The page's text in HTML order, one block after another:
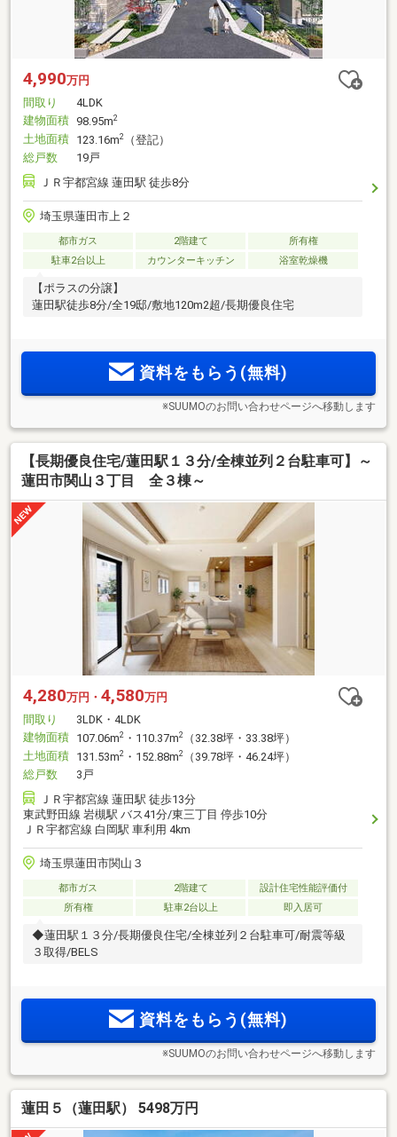
4,990万円
間取り
4LDK
建物面積 98.95m2
土地面積 123.16m2
（登記）
総戸数
19戸
ＪＲ宇都宮線 蓮田駅 徒歩8分
埼玉県蓮田市上２
都市ガス 2階建て
所有権
駐車2台以上
カウンターキッチン 浴室乾燥機
【ポラスの分譲】
蓮田駅徒歩8分/全19邸/敷地120m2超/長期優良住宅
資料をもらう(無料)
※SUUMOのお問い合わせページへ移動します
【長期優良住宅/蓮田駅１３分/全棟並列２台駐車可】～
蓮田市関山３丁目 全３棟～
4,280万円・ 4,580万円
間取り
3LDK・4LDK
建物面積 107.06m2 ・110.37m2
（32.38坪・33.38坪）
土地面積 131.53m2 ・152.88m2
（39.78坪・46.24坪）
総戸数
3戸
ＪＲ宇都宮線 蓮田駅 徒歩13分
東武野田線 岩槻駅 バス41分/東三丁目 停歩10分
ＪＲ宇都宮線 白岡駅 車利用 4km
埼玉県蓮田市関山３
都市ガス 2階建て
設計住宅性能評価付
所有権
駐車2台以上 即入居可
◆蓮田駅１３分/長期優良住宅/全棟並列２台駐車可/耐震等級
３取得/BELS
資料をもらう(無料)
※SUUMOのお問い合わせページへ移動します
蓮田５（蓮田駅） 5498万円